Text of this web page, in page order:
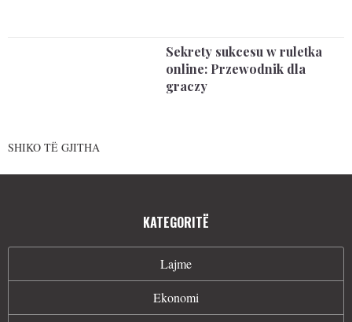
Sekrety sukcesu w ruletka
online: Przewodnik dla
graczy
SHIKO TË GJITHA
KATEGORITË
Lajme
Ekonomi